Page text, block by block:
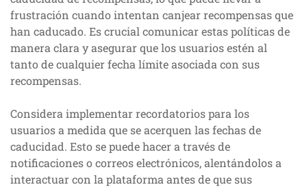
frustración cuando intentan canjear recompensas que
han caducado. Es crucial comunicar estas políticas de
manera clara y asegurar que los usuarios estén al
tanto de cualquier fecha límite asociada con sus
recompensas.
Considera implementar recordatorios para los
usuarios a medida que se acerquen las fechas de
caducidad. Esto se puede hacer a través de
notificaciones o correos electrónicos, alentándolos a
interactuar con la plataforma antes de que sus